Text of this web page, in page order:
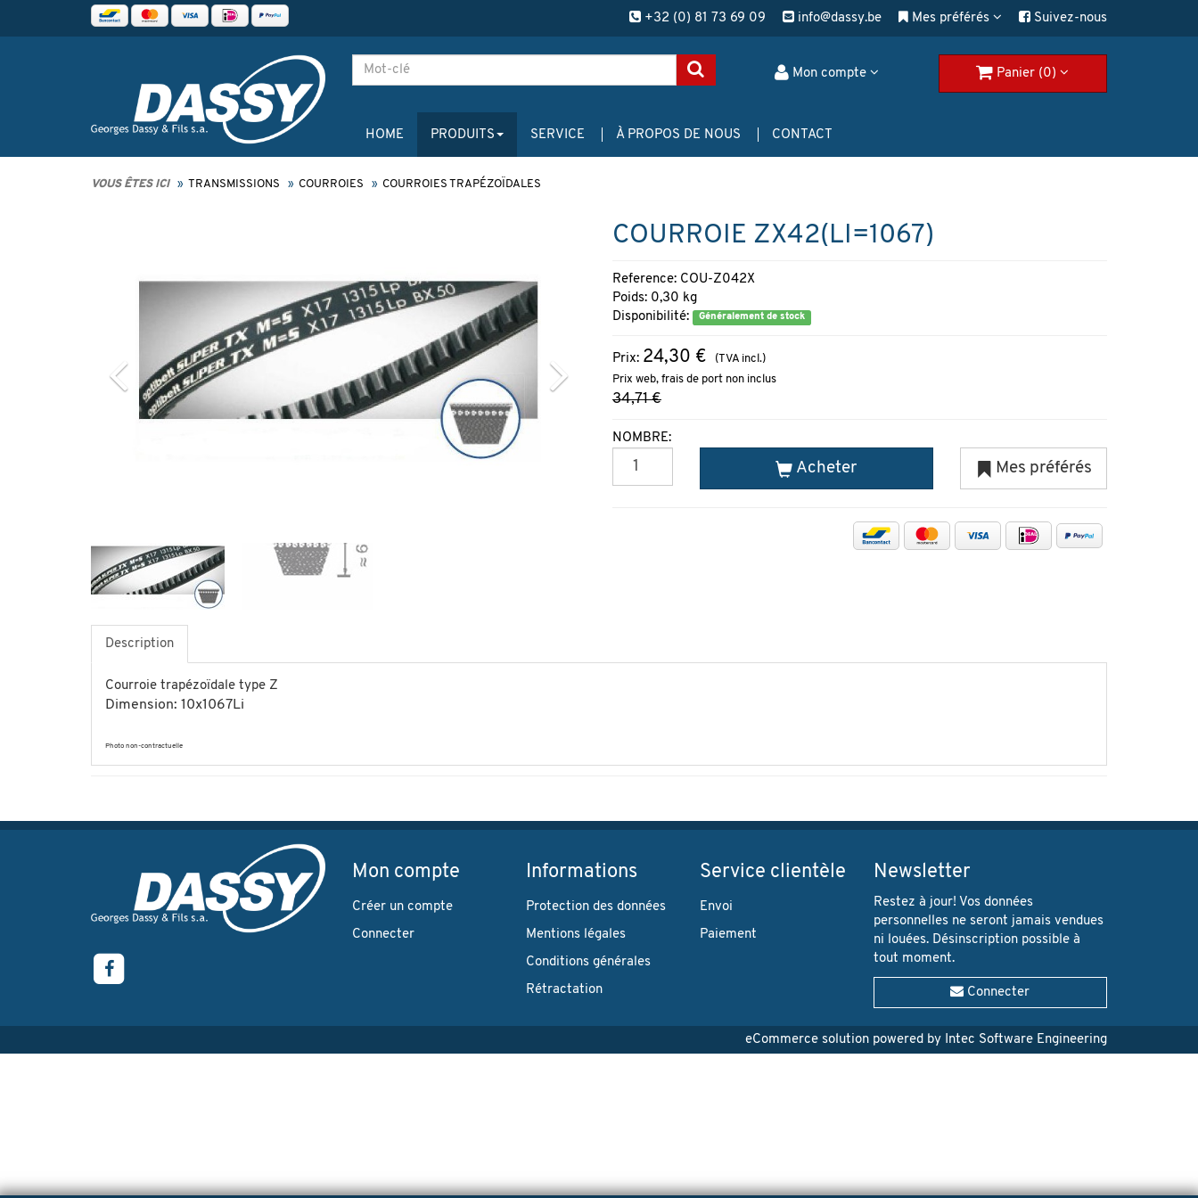
+32 (0) 81 73 69 09 info@dassy.be Mes préférés Suivez-nous
Mon compte Panier (0)
HOME PRODUITS SERVICE À PROPOS DE NOUS CONTACT
VOUS ÊTES ICI TRANSMISSIONS COURROIES COURROIES TRAPÉZOÏDALES
COURROIE ZX42(LI=1067)
Reference: COU-Z042X
Poids: 0,30 kg
Disponibilité:
Généralement de stock
Prix: 24,30 €
(TVA incl.)
Prix web, frais de port non inclus
34,71 €
NOMBRE:
Acheter Mes préférés
Description
Courroie trapézoïdale type Z
Dimension: 10x1067Li
Photo non-contractuelle
Mon compte
Créer un compte
Connecter
Informations
Protection des données
Mentions légales
Conditions générales
Rétractation
Service clientèle
Envoi
Paiement
Newsletter
Restez à jour! Vos données
personnelles ne seront jamais vendues
ni louées. Désinscription possible à
tout moment.
Connecter
eCommerce solution powered by Intec Software Engineering